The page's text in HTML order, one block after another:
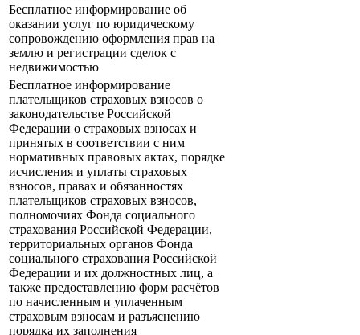
Бесплатное информирование об
оказании услуг по юридическому
сопровождению оформления прав на
землю и регистрации сделок с
недвижимостью
Бесплатное информирование
плательщиков страховых взносов о
законодательстве Российской
Федерации о страховых взносах и
принятых в соответствии с ним
нормативных правовых актах, порядке
исчисления и уплаты страховых
взносов, правах и обязанностях
плательщиков страховых взносов,
полномочиях Фонда социального
страхования Российской Федерации,
территориальных органов Фонда
социального страхования Российской
Федерации и их должностных лиц, а
также предоставлению форм расчётов
по начисленным и уплаченным
страховым взносам и разъяснению
порядка их заполнения